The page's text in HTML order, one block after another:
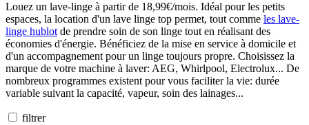
Louez un lave-linge à partir de 18,99€/mois. Idéal pour les petits
espaces, la location d'un lave linge top permet, tout comme les lave-
linge hublot de prendre soin de son linge tout en réalisant des
économies d'énergie. Bénéficiez de la mise en service à domicile et
d'un accompagnement pour un linge toujours propre. Choisissez la
marque de votre machine à laver: AEG, Whirlpool, Electrolux... De
nombreux programmes existent pour vous faciliter la vie: durée
variable suivant la capacité, vapeur, soin des lainages...
filtrer